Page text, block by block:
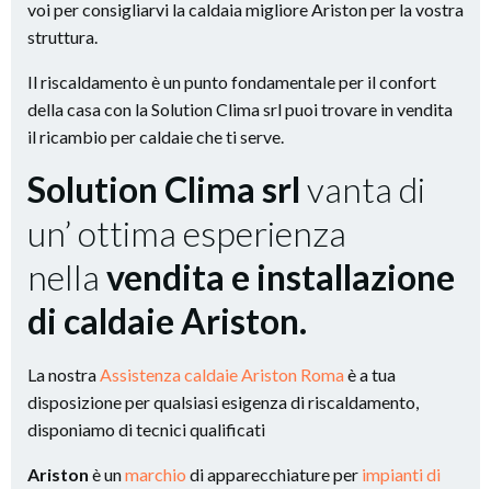
voi per consigliarvi la caldaia migliore Ariston per la vostra
struttura.
Il riscaldamento è un punto fondamentale per il confort
della casa con la Solution Clima srl puoi trovare in vendita
il ricambio per caldaie che ti serve.
Solution Clima srl vanta di
un’ ottima esperienza
nella vendita e installazione
di caldaie Ariston.
La nostra Assistenza caldaie Ariston Romaè a tua
disposizione per qualsiasi esigenza di riscaldamento,
disponiamo di tecnici qualificati
Ariston è unmarchio di apparecchiature per impianti di